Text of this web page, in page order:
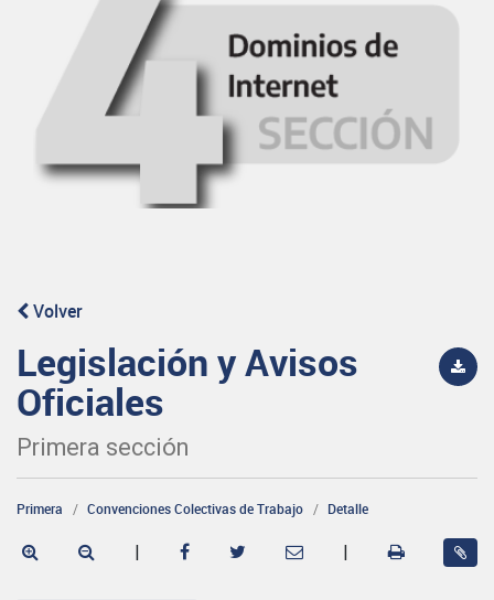
Volver
Legislación y Avisos
Oficiales
Primera sección
Primera Convenciones Colectivas de Trabajo Detalle
| |